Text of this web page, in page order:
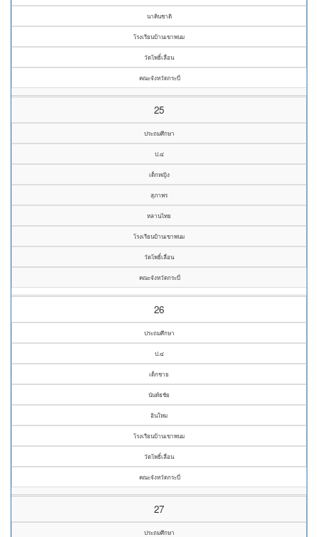
นาคินชาติ
โรงเรียนบ้านเขาพนม
วัดโพธิ์เลื่อน
คณะจังหวัดกระบี่
25
ประถมศึกษา
ป.๔
เด็กหญิง
สุภาพร
หลานไทย
โรงเรียนบ้านเขาพนม
วัดโพธิ์เลื่อน
คณะจังหวัดกระบี่
26
ประถมศึกษา
ป.๔
เด็กชาย
นันท์ธชัย
อินใหม
โรงเรียนบ้านเขาพนม
วัดโพธิ์เลื่อน
คณะจังหวัดกระบี่
27
ประถมศึกษา